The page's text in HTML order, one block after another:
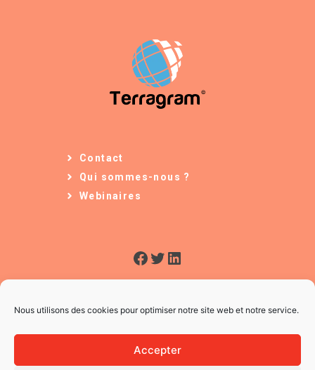
Nous utilisons des cookies pour optimiser notre site web et notre service.
Accepter
Contact
Qui sommes-nous ?
Webinaires
Facebook
Twitter
LinkedIn